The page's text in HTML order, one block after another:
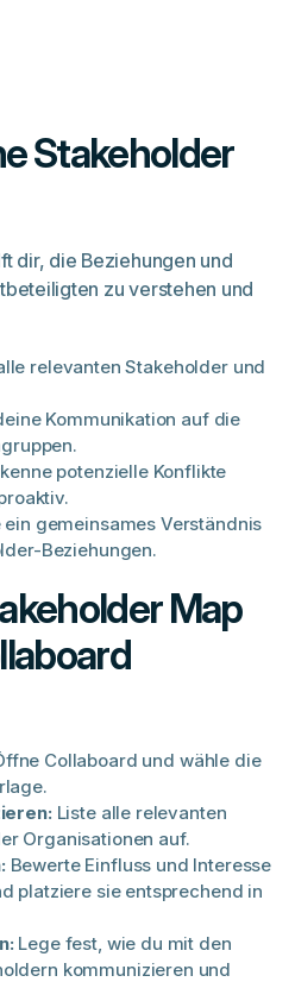
Stakeholder
dir, die Beziehungen und
zu verstehen und
relevanten Stakeholder und
Kommunikation auf die
potenzielle Konflikte
gemeinsames Verständnis
Beziehungen.
Map
Collaboard und wähle die
Liste alle relevanten
Organisationen auf.​
Bewerte Einfluss und Interesse
platziere sie entsprechend in
Lege fest, wie du mit den
kommunizieren und